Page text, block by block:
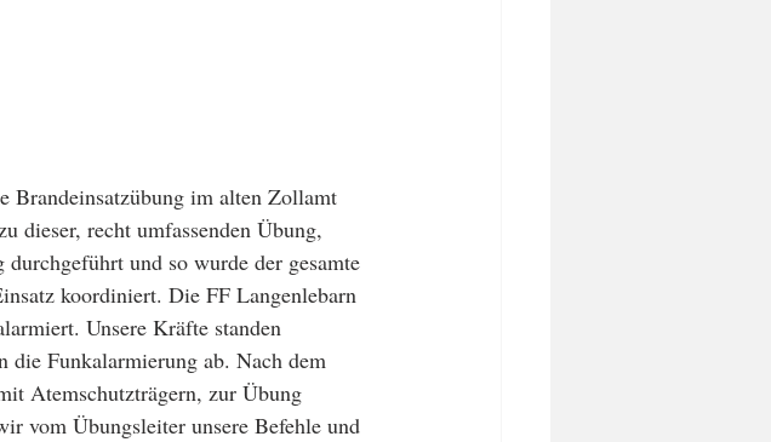
Brandeinsatzübung im alten Zollamt
dieser, recht umfassenden Übung,
und so wurde der gesamte
koordiniert. Die FF Langenlebarn
Unsere Kräfte standen
die Funkalarmierung ab. Nach dem
Atemschutzträgern, zur Übung
vom Übungsleiter unsere Befehle und